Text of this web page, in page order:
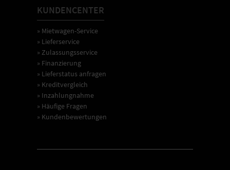
KUNDENCENTER
» Mietwagen-Service
» Lieferservice
» Zulassungsservice
» Finanzierung
» Lieferstatus anfragen
» Kreditvergleich
» Inzahlungnahme
» Häufige Fragen
» Kundenbewertungen